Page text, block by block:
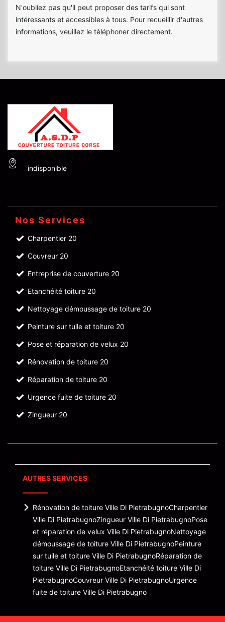
N'oubliez pas qu'il peut proposer des tarifs qui sont
intéressants et accessibles à tous. Pour recueillir d'autres
informations, veuillez le téléphoner directement.
indisponible
Nos Services
Charpentier 20
Couvreur 20
Entreprise de couverture 20
Etanchéité toiture 20
Nettoyage démoussage de toiture 20
Peinture sur tuile et toiture 20
Pose et réparation de velux 20
Rénovation de toiture 20
Réparation de toiture 20
Urgence fuite de toiture 20
Zingueur 20
AUTRES SERVICES
Rénovation de toiture Ville Di PietrabugnoCharpentier
Ville Di PietrabugnoZingueur Ville Di PietrabugnoPose
et réparation de velux Ville Di PietrabugnoNettoyage
démoussage de toiture Ville Di PietrabugnoPeinture
sur tuile et toiture Ville Di PietrabugnoRéparation de
toiture Ville Di PietrabugnoEtanchéité toiture Ville Di
PietrabugnoCouvreur Ville Di PietrabugnoUrgence
fuite de toiture Ville Di Pietrabugno